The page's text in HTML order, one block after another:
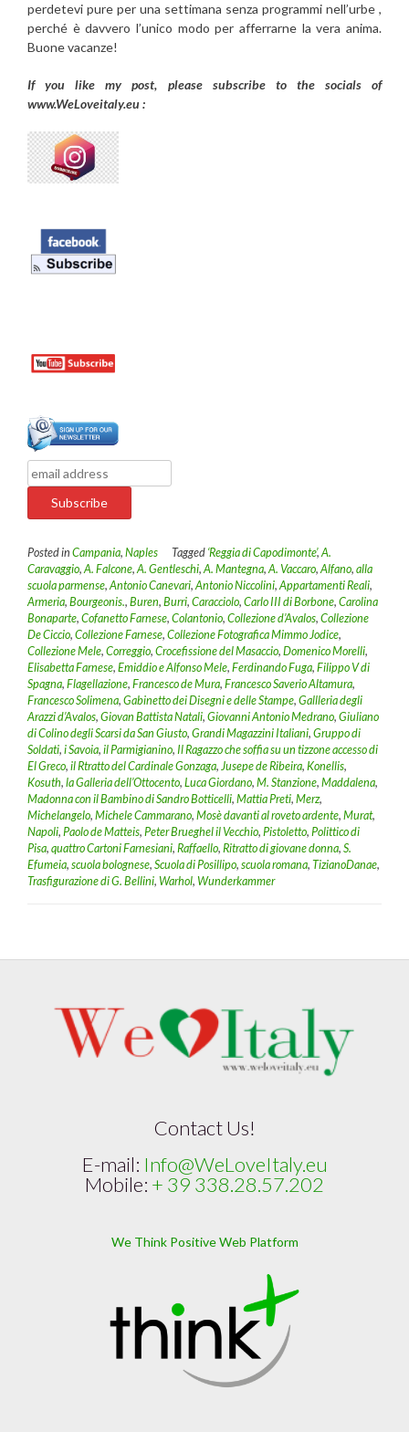
perdetevi pure per una settimana senza programmi nell’urbe ,
perché è davvero l’unico modo per afferrarne la vera anima.
Buone vacanze!
If you like my post, please subscribe to the socials of
www.WeLoveitaly.eu :
Posted in Campania, Naples Tagged ‘Reggia di Capodimonte’,A.
Caravaggio,A. Falcone,A. Gentleschi,A. Mantegna,A. Vaccaro,Alfano, alla
scuola parmense,Antonio Canevari,Antonio Niccolini,Appartamenti Reali,
Armeria, Bourgeonis., Buren, Burri, Caracciolo, Carlo III di Borbone, Carolina
Bonaparte, Cofanetto Farnese, Colantonio, Collezione d’Avalos, Collezione
De Ciccio, Collezione Farnese, Collezione Fotografica Mimmo Jodice,
Collezione Mele, Correggio, Crocefissione del Masaccio, Domenico Morelli,
Elisabetta Farnese, Emiddio e Alfonso Mele, Ferdinando Fuga, Filippo V di
Spagna, Flagellazione, Francesco de Mura, Francesco Saverio Altamura,
Francesco Solimena, Gabinetto dei Disegni e delle Stampe, Gallleria degli
Arazzi d’Avalos, Giovan Battista Natali, Giovanni Antonio Medrano, Giuliano
di Colino degli Scarsi da San Giusto, Grandi Magazzini Italiani, Gruppo di
Soldati, i Savoia, il Parmigianino, Il Ragazzo che soffia su un tizzone accesso di
El Greco, il Rtratto del Cardinale Gonzaga, Jusepe de Ribeira, Konellis,
Kosuth, la Galleria dell’Ottocento, Luca Giordano, M. Stanzione, Maddalena,
Madonna con il Bambino di Sandro Botticelli, Mattia Preti, Merz,
Michelangelo, Michele Cammarano, Mosè davanti al roveto ardente, Murat,
Napoli, Paolo de Matteis, Peter Brueghel il Vecchio, Pistoletto, Polittico di
Pisa, quattro Cartoni Farnesiani, Raffaello, Ritratto di giovane donna, S.
Efumeia, scuola bolognese, Scuola di Posillipo, scuola romana, TizianoDanae,
Trasfigurazione di G. Bellini, Warhol, Wunderkammer
Contact Us!
E-mail: Info@WeLoveItaly.eu
Mobile: + 39 338.28.57.202
We Think Positive Web Platform